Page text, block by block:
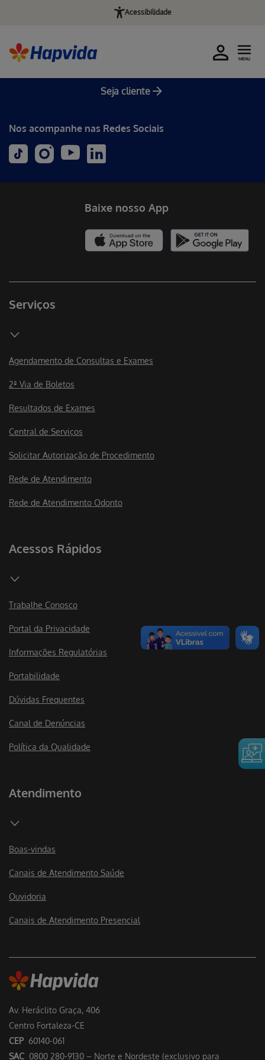
Acessibilidade
Seja cliente
MENU
Nos acompanhe nas Redes Sociais
Av. Heráclito Graça, 406
Centro Fortaleza-CE
CEP 60140-061
SAC 0800 280-9130 – Norte e Nordeste (exclusivo para
Serviços
Agendamento de Consultas e Exames
2ª Via de Boletos
Resultados de Exames
Central de Serviços
Solicitar Autorização de Procedimento
Rede de Atendimento
Rede de Atendimento Odonto
Acessos Rápidos
Trabalhe Conosco
Portal da Privacidade
Informações Regulatórias
Portabilidade
Dúvidas Frequentes
Canal de Denúncias
Política da Qualidade
Atendimento
Boas-vindas
Canais de Atendimento Saúde
Ouvidoria
Canais de Atendimento Presencial
Baixe nosso App